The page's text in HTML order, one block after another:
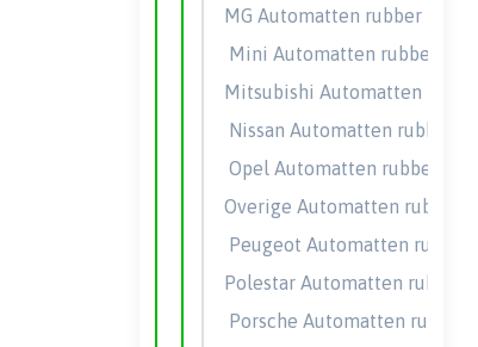
MG Automatten rubber
Mini Automatten rubber
Mitsubishi Automatten rubber
Nissan Automatten rubber
Opel Automatten rubber
Overige Automatten rubber
Peugeot Automatten rubber
Polestar Automatten rubber
Porsche Automatten rubber